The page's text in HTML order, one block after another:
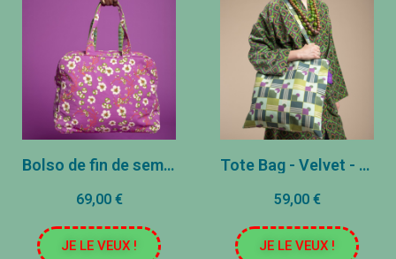
Bolso de fin de semana Velvet - Blossom Purple/Bloom Orange
69,00 €
JE LE VEUX !
Tote Bag - Velvet - Aberdeen
59,00 €
JE LE VEUX !